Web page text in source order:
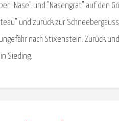
"Nase" und "Nasengrat" auf den
und zurück zur
nach Stixenstein. Zurück
Sieding.